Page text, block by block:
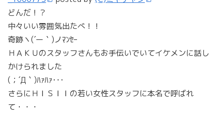
どんだ！？
中々いい雰囲気出たべ！！
奇跡ヽ(´ー｀)ノﾏﾝｾｰ
ＨＡＫＵのスタッフさんもお手伝いでいてイケメンに話し
かけられました
(；´Д｀)ﾊｧﾊｧ･･･
さらにＨＩＳＩＩの若い女性スタッフに本名で呼ばれ
て・・・